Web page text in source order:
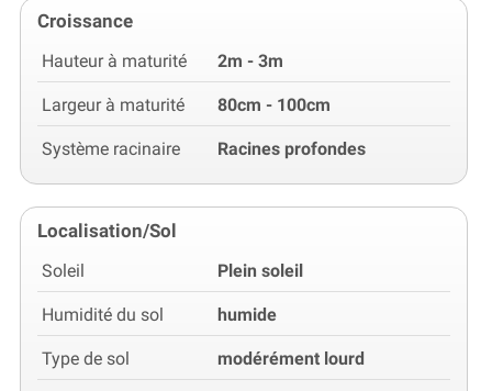
Croissance
Hauteur à maturité 2m - 3m
Largeur à maturité 80cm - 100cm
Système racinaire Racines profondes
Localisation/Sol
Soleil Plein soleil
Humidité du sol humide
Type de sol modérément lourd